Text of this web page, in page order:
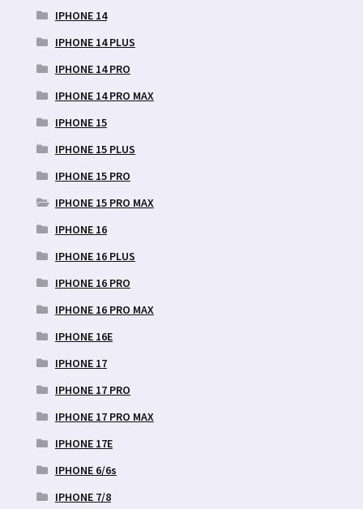
IPHONE 14
IPHONE 14 PLUS
IPHONE 14 PRO
IPHONE 14 PRO MAX
IPHONE 15
IPHONE 15 PLUS
IPHONE 15 PRO
IPHONE 15 PRO MAX
IPHONE 16
IPHONE 16 PLUS
IPHONE 16 PRO
IPHONE 16 PRO MAX
IPHONE 16E
IPHONE 17
IPHONE 17 PRO
IPHONE 17 PRO MAX
IPHONE 17E
IPHONE 6/6s
IPHONE 7/8